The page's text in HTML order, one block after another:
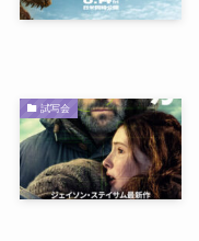
試写会